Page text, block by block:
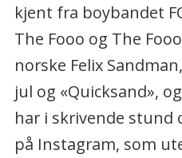
kjent fra boybandet
The Fooo og The
norske Felix
jul og «Quicksand»,
har i skrivende stund
på Instagram, som